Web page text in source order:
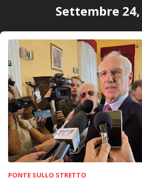
Settembre 24,
PONTE SULLO STRETTO